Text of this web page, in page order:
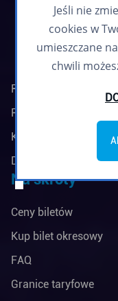
Regulamin biuletynu
Polityka prywatności
Klauzule
Deklaracja
Na skróty
Ceny biletów
Kup bilet okresowy
FAQ
Granice taryfowe
Jeśli nie
cookies w
umieszczane
chwili